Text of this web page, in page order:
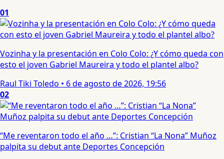
01
Vozinha y la presentación en Colo Colo: ¿Y cómo queda con
esto el joven Gabriel Maureira y todo el plantel albo?
Raul Tiki Toledo • 6 de agosto de 2026, 19:56
02
“Me reventaron todo el año …”: Cristian “La Nona” Muñoz
palpita su debut ante Deportes Concepción